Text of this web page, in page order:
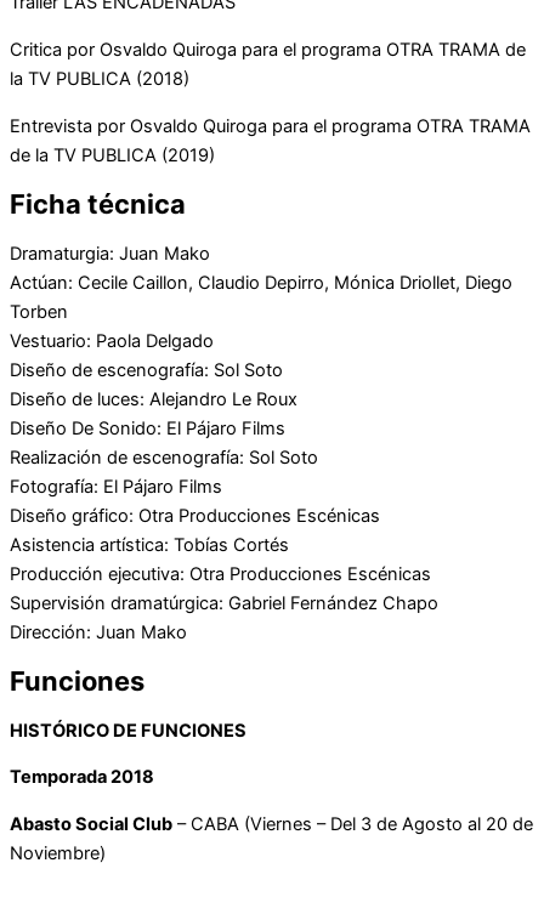
Critica por Osvaldo Quiroga para el programa OTRA TRAMA de
la TV PUBLICA (2018)
Entrevista por Osvaldo Quiroga para el programa OTRA TRAMA
de la TV PUBLICA (2019)
Ficha técnica
Dramaturgia: Juan Mako
Actúan: Cecile Caillon, Claudio Depirro, Mónica Driollet, Diego
Torben
Vestuario: Paola Delgado
Diseño de escenografía: Sol Soto
Diseño de luces: Alejandro Le Roux
Diseño De Sonido: El Pájaro Films
Realización de escenografía: Sol Soto
Fotografía: El Pájaro Films
Diseño gráfico: Otra Producciones Escénicas
Asistencia artística: Tobías Cortés
Producción ejecutiva: Otra Producciones Escénicas
Supervisión dramatúrgica: Gabriel Fernández Chapo
Dirección: Juan Mako
Funciones
HISTÓRICO DE FUNCIONES
Temporada 2018
Abasto Social Club – CABA (Viernes – Del 3 de Agosto al 20 de
Noviembre)